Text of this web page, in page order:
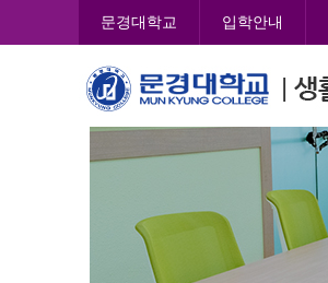
문경대학교 입학안내